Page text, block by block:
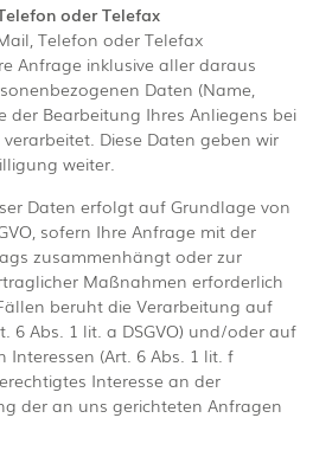
oder Telefax
Telefon oder Telefax
Anfrage inklusive aller daraus
Daten (Name,
der Bearbeitung Ihres Anliegens bei
Diese Daten geben wir
weiter.
Daten erfolgt auf Grundlage von
sofern Ihre Anfrage mit der
zusammenhängt oder zur
Maßnahmen erforderlich
beruht die Verarbeitung auf
6 Abs. 1 lit. a DSGVO) und/oder auf
Interessen (Art. 6 Abs. 1 lit. f
Interesse an der
der an uns gerichteten Anfragen